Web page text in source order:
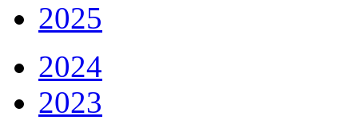
2025
2024
2023